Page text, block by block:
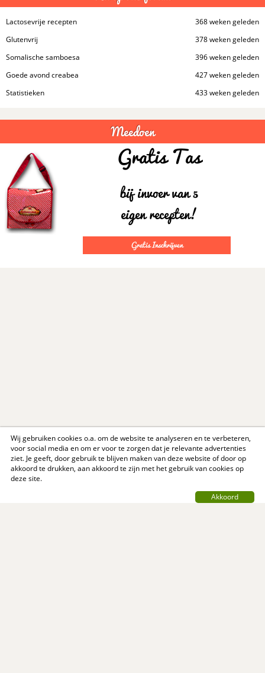
Wij gebruiken cookies o.a. om de website te analyseren en te verbeteren,
voor social media en om er voor te zorgen dat je relevante advertenties
ziet. Je geeft, door gebruik te blijven maken van deze website of door op
akkoord te drukken, aan akkoord te zijn met het gebruik van cookies op
deze site.
Akkoord
368 weken geleden
Lactosevrije recepten
378 weken geleden
Glutenvrij
396 weken geleden
Somalische samboesa
427 weken geleden
Goede avond creabea
433 weken geleden
Statistieken
Meedoen
Gratis Tas
bij invoer van 5
eigen recepten!
Gratis Inschrijven